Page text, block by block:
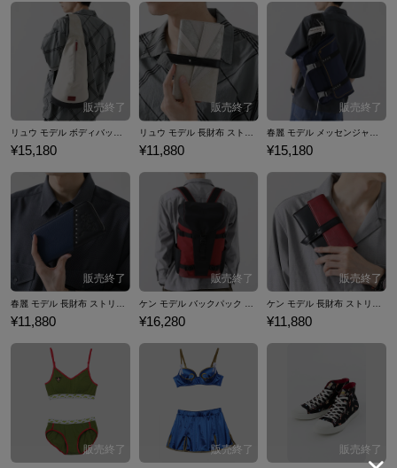
リュウ モデル ボディバッグ ストリートファイターV
¥15,180
リュウ モデル 長財布 ストリートファイターV
¥11,880
春麗 モデル メッセンジャーバッグ ストリートファイターV
¥15,180
¥11,880 ¥16,280 ¥11,880